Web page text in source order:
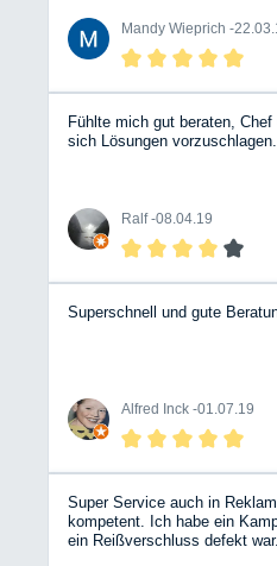
Mandy Wieprich -
Fühlte mich gut beraten,
sich Lösungen vorzuschlagen.
Ralf -08.04.19
Superschnell und gute
Alfred Inck -01.07.19
Super Service auch in
kompetent. Ich habe ein
ein Reißverschluss defekt